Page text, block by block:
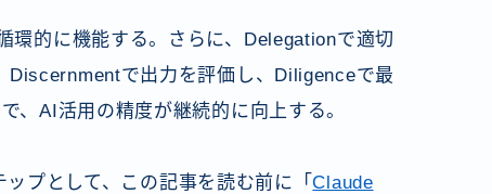
環的に機能する。さらに、Delegationで適切
で出力を評価し、Diligenceで最
、AI活用の精度が継続的に向上する。
プとして、この記事を読む前に「Claude